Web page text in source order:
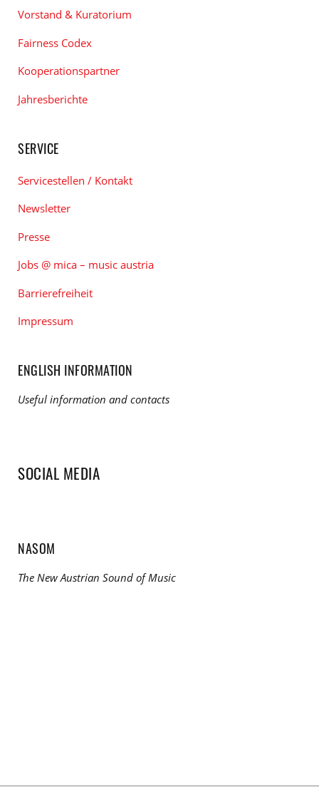
Vorstand & Kuratorium
Fairness Codex
Kooperationspartner
Jahresberichte
SERVICE
Servicestellen / Kontakt
Newsletter
Presse
Jobs @ mica – music austria
Barrierefreiheit
Impressum
ENGLISH INFORMATION
Useful information and contacts
SOCIAL MEDIA
NASOM
The New Austrian Sound of Music